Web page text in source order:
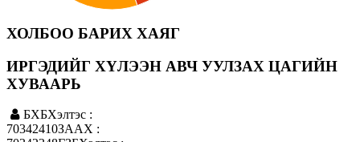
ХОЛБОО БАРИХ ХАЯГ
ИРГЭДИЙГ ХҮЛЭЭН АВЧ УУЛЗАХ ЦАГИЙН
ХУВААРЬ
БХБХэлтэс :
70342410ЗААХ :